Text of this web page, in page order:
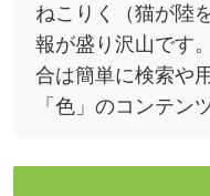
ねこりく（猫が陸
報が盛り沢山です
合は簡単に検索や
「色」のコンテン